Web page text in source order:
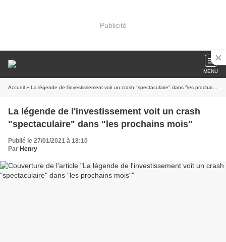
Publicité
MENU
Accueil » La légende de l'investissement voit un crash "spectaculaire" dans "les prochains mois"
La légende de l'investissement voit un crash
"spectaculaire" dans "les prochains mois"
Publié le 27/01/2021 à 18:10
Par Henry